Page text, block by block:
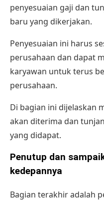
penyesuaian gaji dan
baru yang dikerjakan.
Penyesuaian ini harus
perusahaan dan dapat
karyawan untuk terus
perusahaan.
Di bagian ini dijelaskan
akan diterima dan
yang didapat.
Penutup dan
kedepannya
Bagian terakhir adalah